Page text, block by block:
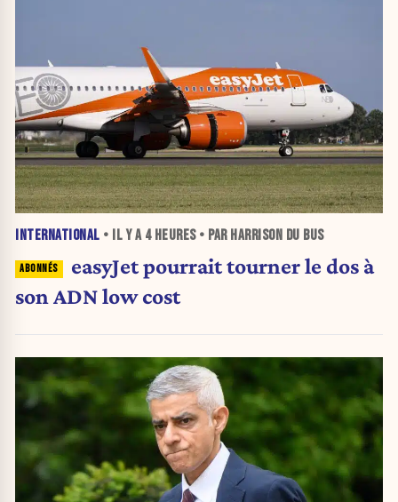
INTERNATIONAL • IL Y A 4 HEURES• PAR HARRISON DU BUS
easyJet pourrait tourner le dos à
son ADN low cost